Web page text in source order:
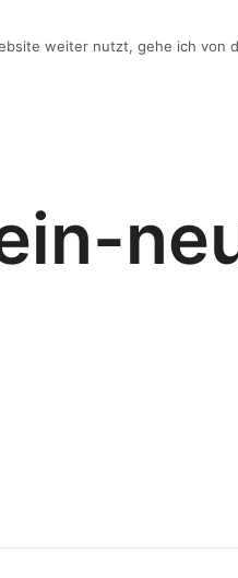
VIDEO-IDEEN
weiter nutzt, gehe ich von